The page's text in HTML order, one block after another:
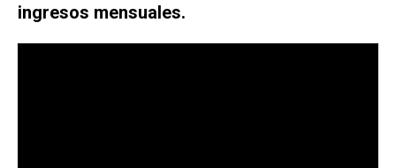
ingresos mensuales.